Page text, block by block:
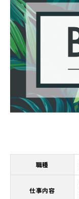
職種
仕事内容